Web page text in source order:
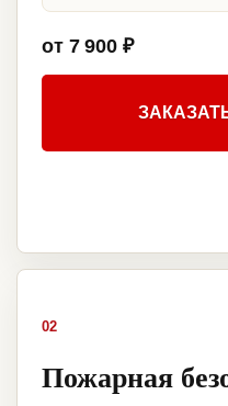
от 7 900 ₽
02
Пожарная